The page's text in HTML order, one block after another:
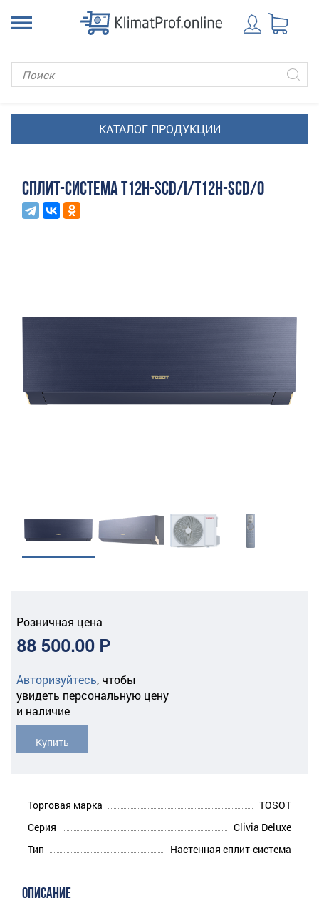
СПЛИТ-СИСТЕМА T12H-SCD/I/T12H-SCD/O
Розничная цена
88 500.00 Р
Авторизуйтесь, чтобы
увидеть персональную цену
и наличие
Купить
Торговая марка
TOSOT
Серия
Clivia Deluxe
Тип
Настенная сплит-система
ОПИСАНИЕ